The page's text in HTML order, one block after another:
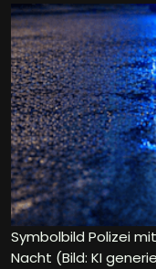
Symbolbild Polizei
Nacht (Bild: KI